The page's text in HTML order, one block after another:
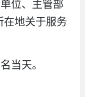
位、主管部
在地关于服务
当天。